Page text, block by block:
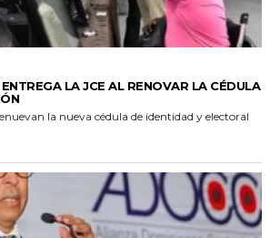
LA JCE AL RENOVAR LA CÉDULA
la nueva cédula de identidad y electoral